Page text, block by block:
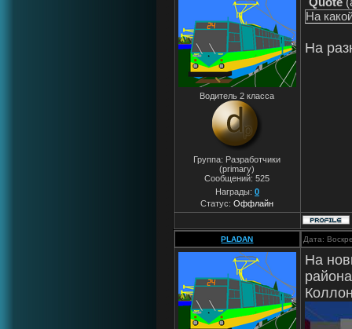
Водитель 2 класса
Группа: Разработчики
(primary)
Сообщений:525
Награды: 0
Статус:Оффлайн
На
На
PLADAN Дата:
На